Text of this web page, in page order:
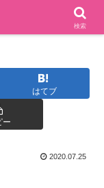
はてブ
ー
2020.07.25
検索